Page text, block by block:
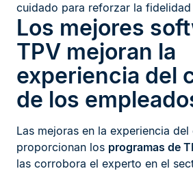
cuidado para reforzar la
Los mejores
TPV mejoran la
experiencia del
de los
Las mejoras en la experiencia del
proporcionan los programas de
las corrobora el experto en el